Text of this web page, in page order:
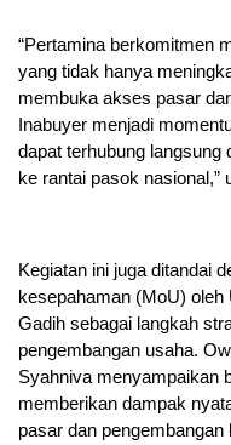
“Pertamina berkomitmen
yang tidak hanya
membuka akses pasar
Inabuyer menjadi
dapat terhubung langsung
ke rantai pasok nasional,”
Kegiatan ini juga ditandai
kesepahaman (MoU)
Gadih sebagai langkah
pengembangan usaha.
Syahniva menyampaikan
memberikan dampak
pasar dan